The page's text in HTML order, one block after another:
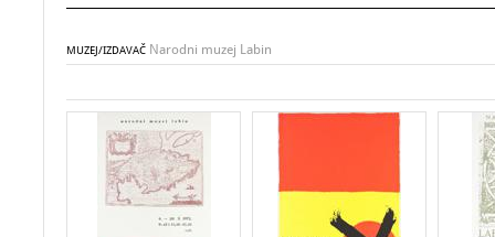
MUZEJ/IZDAVAČ Narodni muzej Labin